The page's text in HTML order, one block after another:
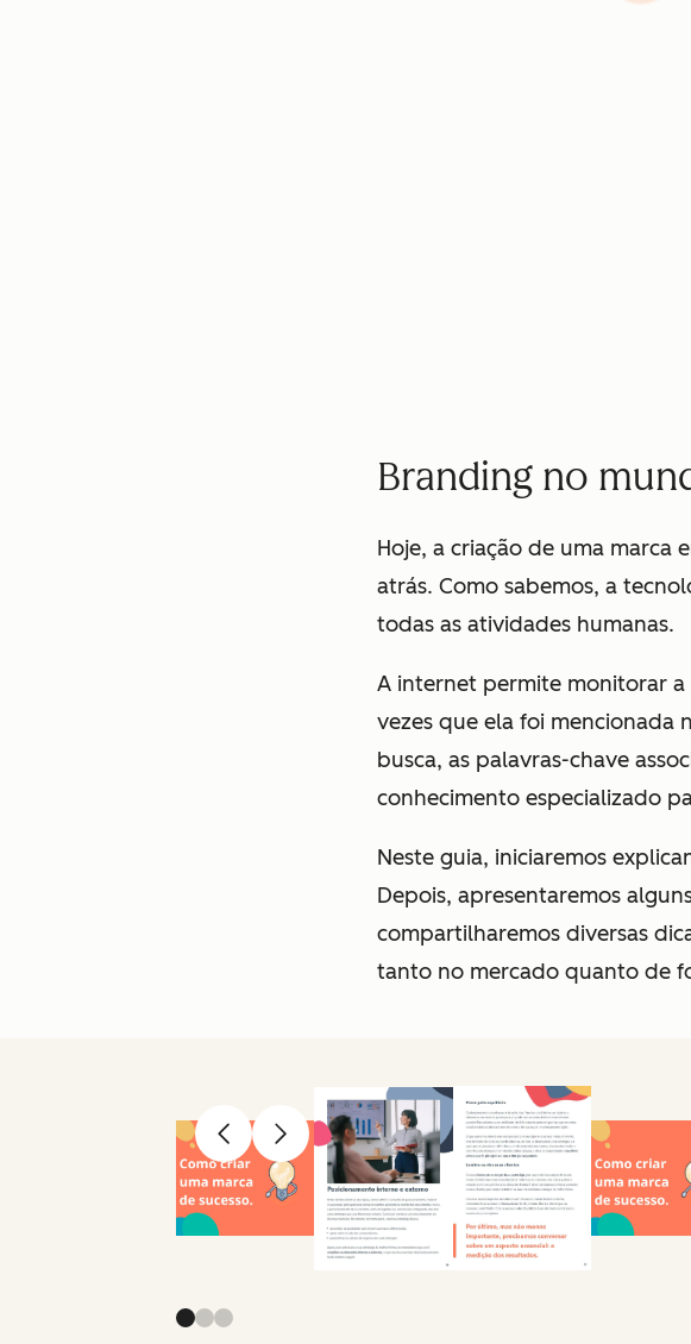
Branding no
Hoje, a criação de uma marca
atrás. Como sabemos, a
todas as atividades humanas.
A internet permite monitorar
vezes que ela foi mencionada
busca, as palavras-chave
conhecimento especializado
Neste guia, iniciaremos
Depois, apresentaremos
compartilharemos diversas
tanto no mercado quanto de
AnteriorAvançar